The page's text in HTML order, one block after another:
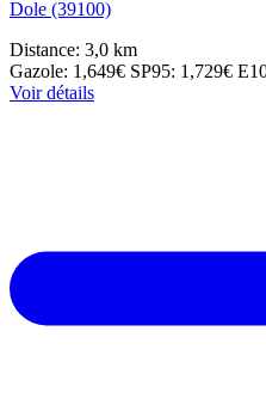
Dole (39100)
Distance: 3,0 km
Gazole: 1,649€ SP95: 1,729€
Voir détails